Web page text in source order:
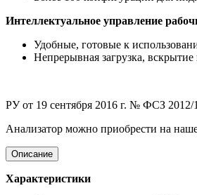
Интеллектуальное управление
Удобные, готовые к
Непрерывная загрузка, вскрытие
РУ от 19 сентября 2016 г. № ФСЗ 2012/
Анализатор можно приобрести на
Описание
Характеристики